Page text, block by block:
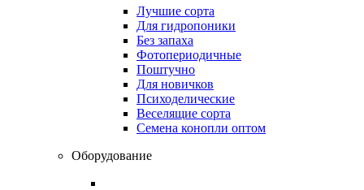
Лучшие сорта
Для гидропоники
Без запаха
Фотопериодичные
Поштучно
Для новичков
Психоделические
Веселящие сорта
Семена конопли оптом
Оборудование